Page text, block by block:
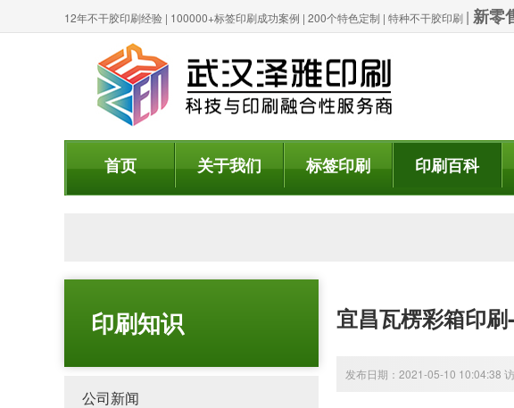
12年不干胶印刷经验 | 100000+标签印刷成功案例 | 200个特色定制 | 特种不干胶印刷 | 新零
首页 关于我们 标签印刷 印刷百科
印刷知识
公司新闻
宜昌瓦楞彩箱印
发布日期：2021-05-10 10:04:38